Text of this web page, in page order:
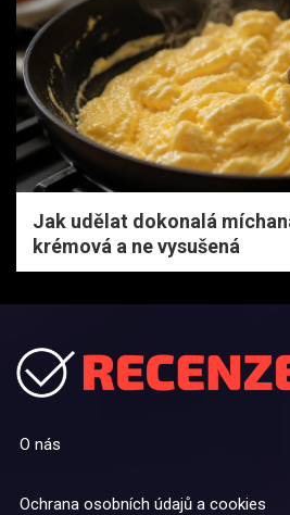
Jak udělat dokonalá
krémová a ne vysušená
O nás
Ochrana osobních údajů a cookies